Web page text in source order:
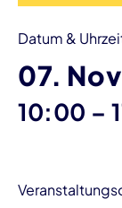
Datum &
07.
10:00 –